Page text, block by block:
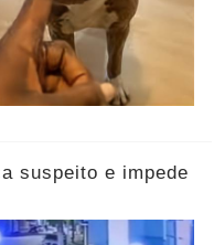
suspeito e impede